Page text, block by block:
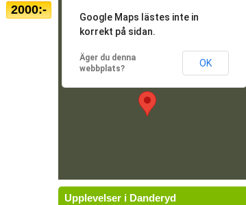
2000:-
Google Maps lästes inte in
korrekt på sidan.
Äger du denna
webbplats?
OK
Upplevelser i Danderyd